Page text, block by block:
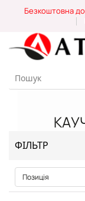
Content
Безкоштовна
БАЗА
ФІЛЬТР